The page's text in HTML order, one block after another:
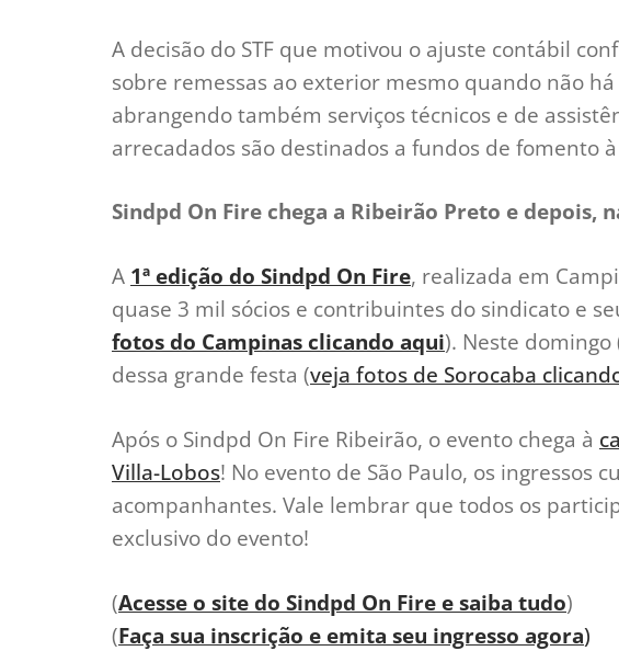
A decisão do STF que motivou o ajuste contábil
sobre remessas ao exterior mesmo quando não
abrangendo também serviços técnicos e de
arrecadados são destinados a fundos de fomento
Sindpd On Fire chega a Ribeirão Preto e depois,
A 1ª edição do Sindpd On Fire, realizada em
quase 3 mil sócios e contribuintes do sindicato e
fotos do Campinas clicando aqui). Neste domingo
dessa grande festa (veja fotos de Sorocaba
Após o Sindpd On Fire Ribeirão, o evento chega à
Villa-Lobos! No evento de São Paulo, os ingressos
acompanhantes. Vale lembrar que todos os
exclusivo do evento!
(Acesse o site do Sindpd On Fire e saiba tudo)
(Faça sua inscrição e emita seu ingresso agora)